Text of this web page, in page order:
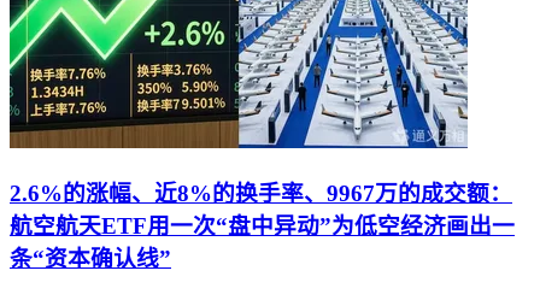
2.6%的涨幅、近8%的换手率、9967万的成交额：
航空航天ETF用一次“盘中异动”为低空经济画出一
条“资本确认线”